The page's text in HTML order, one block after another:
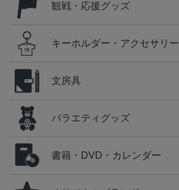
観戦・応援グッズ
キーホルダー・アクセサリー
文房具
バラエティグッズ
書籍・DVD・カレンダー